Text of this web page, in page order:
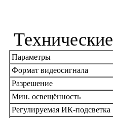
Параметры
Формат видеосигнала
Разрешение
Мин. освещённость
Регулируемая ИК-подсветка